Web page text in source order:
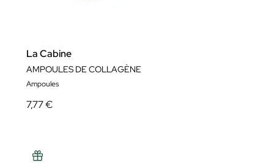
La Cabine
AMPOULES DE COLLAGÈNE
Ampoules
7,77 €